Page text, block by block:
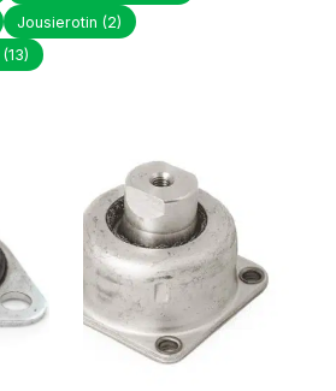
Jousierotin(2)
(13)